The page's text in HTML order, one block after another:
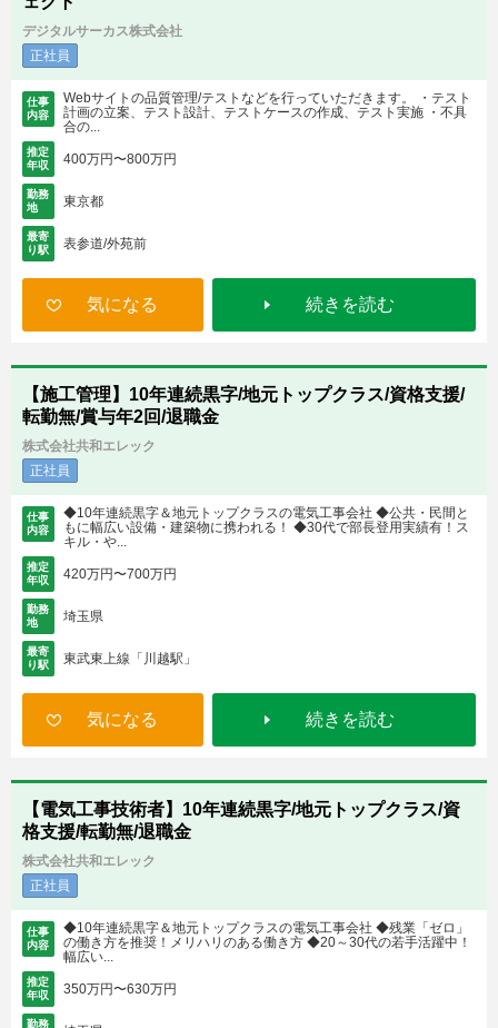
デジタルサーカス株式会社
正社員
仕事
内容
Webサイトの品質管理/テストなどを行っていただきます。 ・テスト
計画の立案、テスト設計、テストケースの作成、テスト実施 ・不具
合の...
推定
年収
400万円〜800万円
勤務
地
東京都
最寄
り駅
表参道/外苑前
気になる 続きを読む
【施工管理】10年連続黒字/地元トップクラス/資格支援/
転勤無/賞与年2回/退職金
株式会社共和エレック
正社員
仕事
内容
◆10年連続黒字＆地元トップクラスの電気工事会社 ◆公共・民間と
もに幅広い設備・建築物に携われる！ ◆30代で部長登用実績有！ス
キル・や...
推定
年収
420万円〜700万円
勤務
地
埼玉県
最寄
り駅
東武東上線「川越駅」
気になる 続きを読む
【電気工事技術者】10年連続黒字/地元トップクラス/資
格支援/転勤無/退職金
株式会社共和エレック
正社員
仕事
内容
◆10年連続黒字＆地元トップクラスの電気工事会社 ◆残業「ゼロ」
の働き方を推奨！メリハリのある働き方 ◆20～30代の若手活躍中！
幅広い...
推定
年収
350万円〜630万円
勤務